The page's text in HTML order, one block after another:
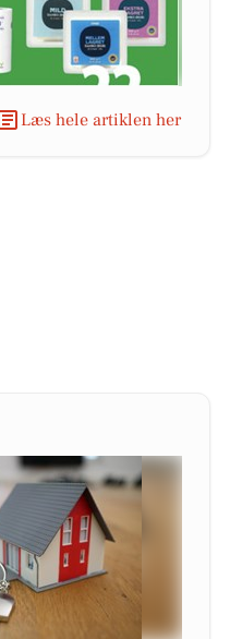
Læs hele artiklen her